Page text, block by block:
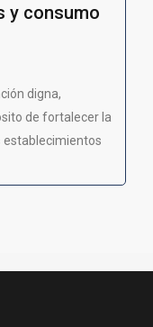
y consumo
digna,
de fortalecer la
establecimientos